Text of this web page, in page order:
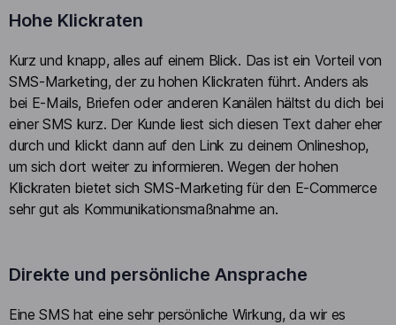
Hohe Klickraten
Kurz und knapp, alles auf einem Blick. Das ist ein Vorteil von
SMS-Marketing, der zu hohen Klickraten führt. Anders als
bei E-Mails, Briefen oder anderen Kanälen hältst du dich bei
einer SMS kurz. Der Kunde liest sich diesen Text daher eher
durch und klickt dann auf den Link zu deinem Onlineshop,
um sich dort weiter zu informieren. Wegen der hohen
Klickraten bietet sich SMS-Marketing für den E-Commerce
sehr gut als Kommunikationsmaßnahme an.
Direkte und persönliche Ansprache
Eine SMS hat eine sehr persönliche Wirkung, da wir es